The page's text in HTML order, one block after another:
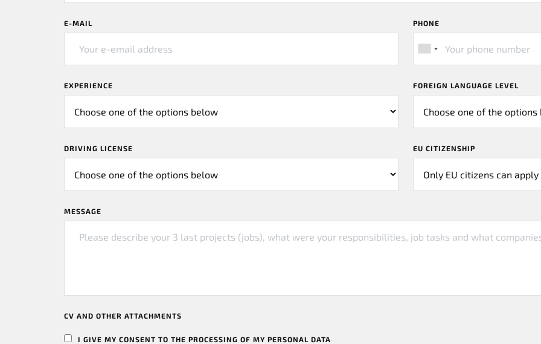
E-MAIL PHONE
EXPERIENCE FOREIGN LANGUAGE LEVEL
DRIVING LICENSE EU CITIZENSHIP
MESSAGE
CV AND OTHER ATTACHMENTS
I GIVE MY CONSENT TO THE PROCESSING OF MY PERSONAL DATA